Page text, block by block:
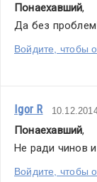
Понаехавший,
Да без
Войдите, чтобы
Igor R
Понаехавший,
Не ради чинов
Войдите, чтобы